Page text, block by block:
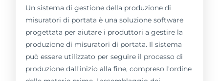
Un sistema di gestione della produzione di
misuratori di portata è una soluzione software
progettata per aiutare i produttori a gestire la
produzione di misuratori di portata. Il sistema
può essere utilizzato per seguire il processo di
produzione dall'inizio alla fine, compreso l'ordine